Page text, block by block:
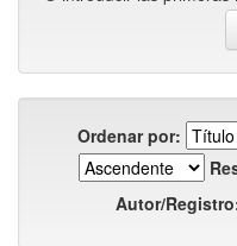
Ordenar por:
Autor/